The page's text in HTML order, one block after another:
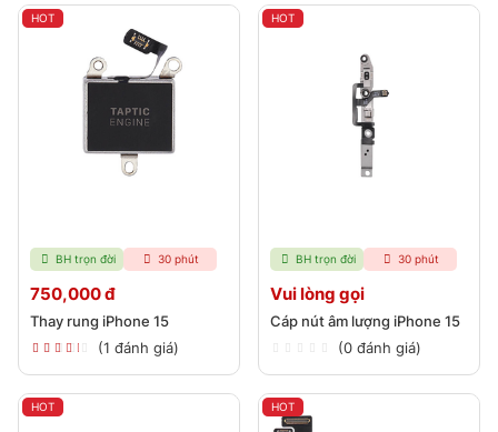
HOT
BH trọn đời 30 phút
750,000 đ
Thay rung iPhone 15
(1 đánh giá)
HOT
BH trọn đời 30 phút
Vui lòng gọi
Cáp nút âm lượng iPhone 15
(0 đánh giá)
HOT HOT